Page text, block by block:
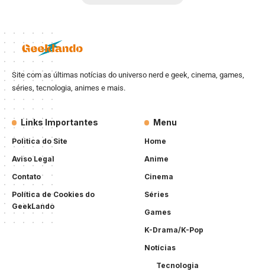
Site com as últimas notícias do universo nerd e geek, cinema, games,
séries, tecnologia, animes e mais.
Links Importantes
Politica do Site
Aviso Legal
Contato
Política de Cookies do
GeekLando
Menu
Home
Anime
Cinema
Séries
Games
K-Drama/K-Pop
Notícias
Tecnologia